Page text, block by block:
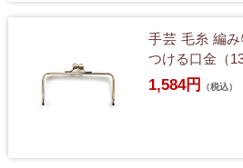
手芸 毛糸 編
つける口金（
1,584円 （税込）